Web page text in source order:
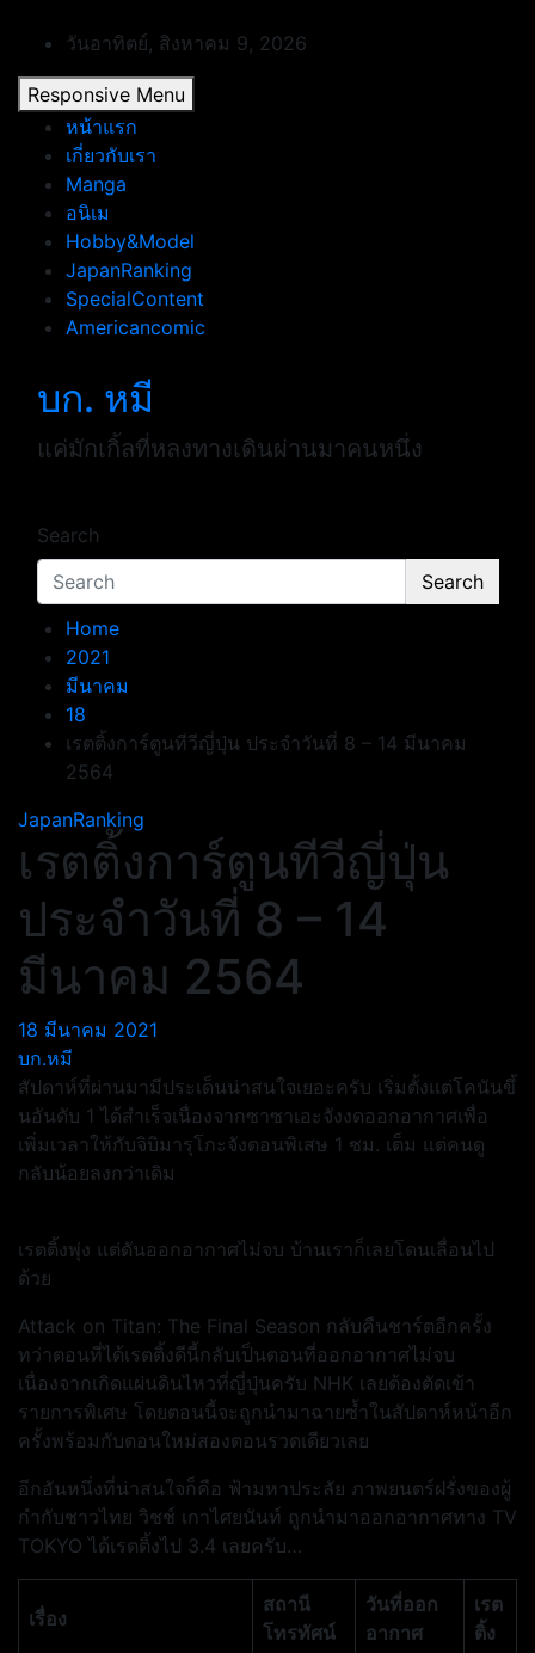
content
วันอาทิตย์, สิงหาคม 9, 2026
Responsive Menu
หน้าแรก
เกี่ยวกับเรา
Manga
อนิเม
Hobby&Model
JapanRanking
SpecialContent
Americancomic
บก. หมี
แค่มักเกิ้ลที่หลงทางเดินผ่านมาคนหนึ่ง
Search
Search
Home
2021
มีนาคม
18
เรตติ้งการ์ตูนทีวีญี่ปุ่น ประจำวันที่ 8 – 14 มีนาคม
2564
JapanRanking
เรตติ้งการ์ตูนทีวีญี่ปุ่น
ประจำวันที่ 8 – 14
มีนาคม 2564
18 มีนาคม 2021
บก.หมี
สัปดาห์ที่ผ่านมามีประเด็นน่าสนใจเยอะครับ เริ่มตั้งแต่โคนันขึ้
นอันดับ 1 ได้สำเร็จเนื่องจากซาซาเอะจังงดออกอากาศเพื่อ
เพิ่มเวลาให้กับจิบิมารุโกะจังตอนพิเสษ 1 ชม. เต็ม แต่คนดู
กลับน้อยลงกว่าเดิม
เรตติ้งพุ่ง แต่ดันออกอากาศไม่จบ บ้านเราก็เลยโดนเลื่อนไป
ด้วย
Attack on Titan: The Final Season กลับคืนชาร์ตอีกครั้ง
ทว่าตอนที่ได้เรตติ้งดีนี้กลับเป็นตอนที่ออกอากาศไม่จบ
เนื่องจากเกิดแผ่นดินไหวที่ญี่ปุ่นครับ NHK เลยต้องตัดเข้า
รายการพิเศษ โดยตอนนี้จะถูกนำมาฉายซ้ำในสัปดาห์หน้าอีก
ครั้งพร้อมกับตอนใหม่สองตอนรวดเดียวเลย
อีกอันหนึ่งที่น่าสนใจก็คือ ฟ้ามหาประลัย ภาพยนตร์ฝรั่งของผู้
กำกับชาวไทย วิชช์ เกาไศยนันท์ ถูกนำมาออกอากาศทาง TV
TOKYO ได้เรตติ้งไป 3.4 เลยครับ…
เรื่อง
สถานี
โทรทัศน์
วันที่ออก
อากาศ
เรต
ติ้ง